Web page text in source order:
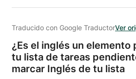
Traducido con Google TraductorVer
¿Es el inglés un elemento
tu lista de tareas
marcar Inglés de tu lista